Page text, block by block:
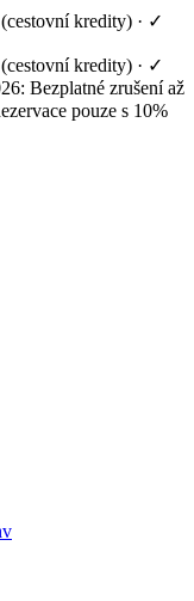
kredity) · ✓
kredity) · ✓
Bezplatné zrušení až
pouze s 10%